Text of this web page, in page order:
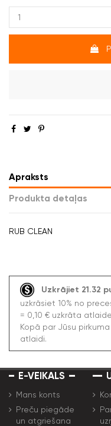
Apraksts
Produkta detaļas
RUB CLEAN
Uzkrājiet 21.32
uzkrāsiet 10% no
= 0,10 € uzkrāta
Kopā par Jūsu
atlaidi.
E-VEIKALS
Mans konts
Preču piegāde
un atgriešana